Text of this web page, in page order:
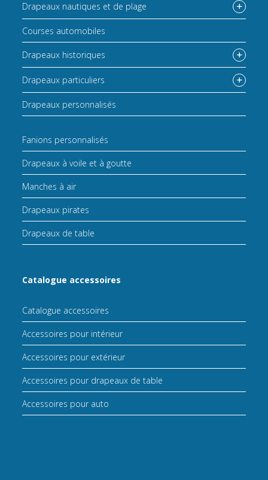
Drapeaux nautiques et de plage
Courses automobiles
Drapeaux historiques
Drapeaux particuliers
Drapeaux personnalisés
Fanions personnalisés
Drapeaux à voile et à goutte
Manches à air
Drapeaux pirates
Drapeaux de table
Catalogue accessoires
Catalogue accessoires
Accessoires pour intérieur
Accessoires pour extérieur
Accessoires pour drapeaux de table
Accessoires pour auto